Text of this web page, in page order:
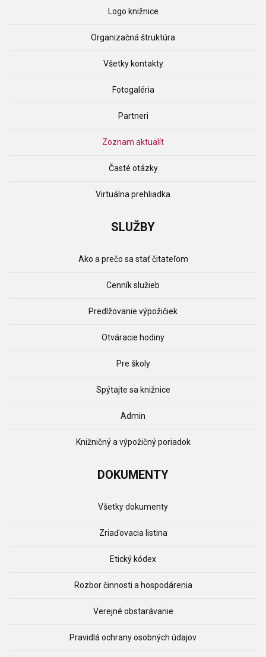
Logo knižnice
Organizačná štruktúra
Všetky kontakty
Fotogaléria
Partneri
Zoznam aktualít
Časté otázky
Virtuálna prehliadka
SLUŽBY
Ako a prečo sa stať čitateľom
Cenník služieb
Predlžovanie výpožičiek
Otváracie hodiny
Pre školy
Spýtajte sa knižnice
Admin
Knižničný a výpožičný poriadok
DOKUMENTY
Všetky dokumenty
Zriaďovacia listina
Etický kódex
Rozbor činnosti a hospodárenia
Verejné obstarávanie
Pravidlá ochrany osobných údajov